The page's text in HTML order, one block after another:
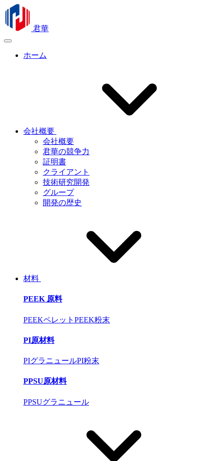
君華
ホーム
会社概要
会社概要
君華の競争力
証明書
クライアント
技術研究開発
グループ
開発の歴史
材料
PEEK 原料
PEEKペレット PEEK粉末
PI原材料
PIグラニュールPI粉末
PPSU原材料
PPSUグラニュール